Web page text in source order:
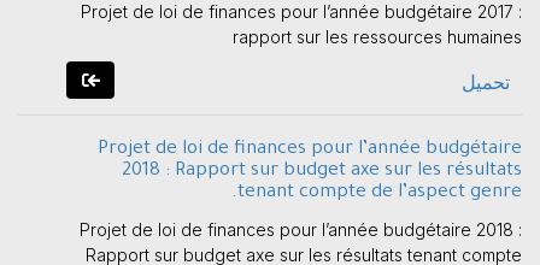
Projet de loi de finances pour l’année budgétaire 2017 :
rapport sur les ressources humaines
تحميل
Projet de loi de finances pour l’année budgétaire
2018 : Rapport sur budget axe sur les résultats
tenant compte de l’aspect genre.
Projet de loi de finances pour l’année budgétaire 2018 :
Rapport sur budget axe sur les résultats tenant compte